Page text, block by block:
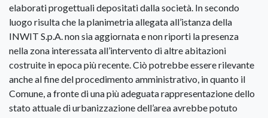
elaborati progettuali depositati dalla società. In secondo
luogo risulta che la planimetria allegata all’istanza della
INWIT S.p.A. non sia aggiornata e non riporti la presenza
nella zona interessata all’intervento di altre abitazioni
costruite in epoca più recente. Ciò potrebbe essere rilevante
anche al fine del procedimento amministrativo, in quanto il
Comune, a fronte di una più adeguata rappresentazione dello
stato attuale di urbanizzazione dell’area avrebbe potuto